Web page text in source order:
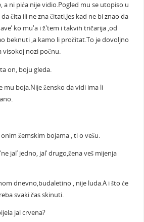
a ni pića nije vidio.Pogled mu se utopiso u
čita ili ne zna čitati.Jes kad ne bi znao da
ko mu'a i ž'tem i takvih tričarija ,od
beknuti ,a kamo li pročitat.To je dovoljno
visokoj nozi počnu.
on, boju gleda.
mu boja.Nije žensko da vidi ima li
žemskim bojama , ti o vešu.
jal’ jedno, jal’ drugo,žena veš mijenja
dnevno,budaletino , nije luda.A i što će
svaki čas skinuti.
jal crvena?